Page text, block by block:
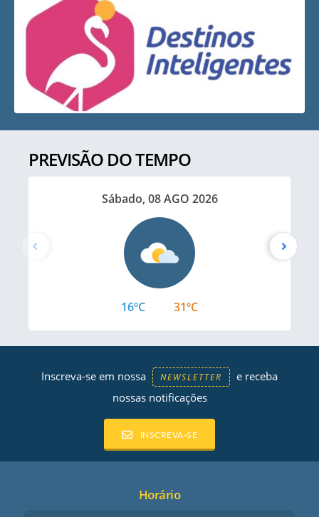
PREVISÃO DO TEMPO
Sábado, 08 AGO 2026
16ºC 31ºC
Inscreva-se em nossa NEWSLETTER
e receba
nossas notificações
INSCREVA-SE
Horário